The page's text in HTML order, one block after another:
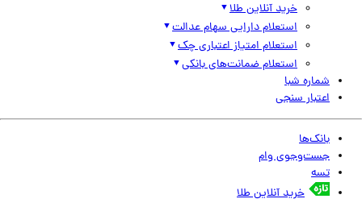
خرید آنلاین طلا
استعلام دارایی سهام عدالت
استعلام امتیاز اعتباری چک
استعلام ضمانت‌های بانکی
شماره شبا
اعتبار سنجی
بانک‌ها
جست‌وجوی وام
تسه
خرید آنلاین طلا